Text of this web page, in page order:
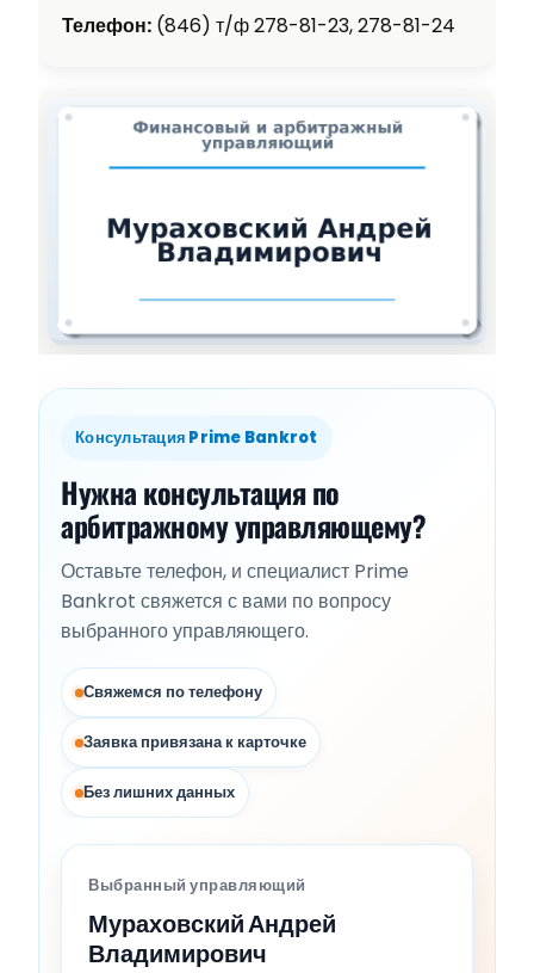
Телефон: (846) т/ф 278-81-23, 278-81-24
Консультация Prime Bankrot
Нужна консультация по
арбитражному управляющему?
Оставьте телефон, и специалист Prime
Bankrot свяжется с вами по вопросу
выбранного управляющего.
Свяжемся по телефону
Заявка привязана к карточке
Без лишних данных
Выбранный управляющий
Мураховский Андрей
Владимирович